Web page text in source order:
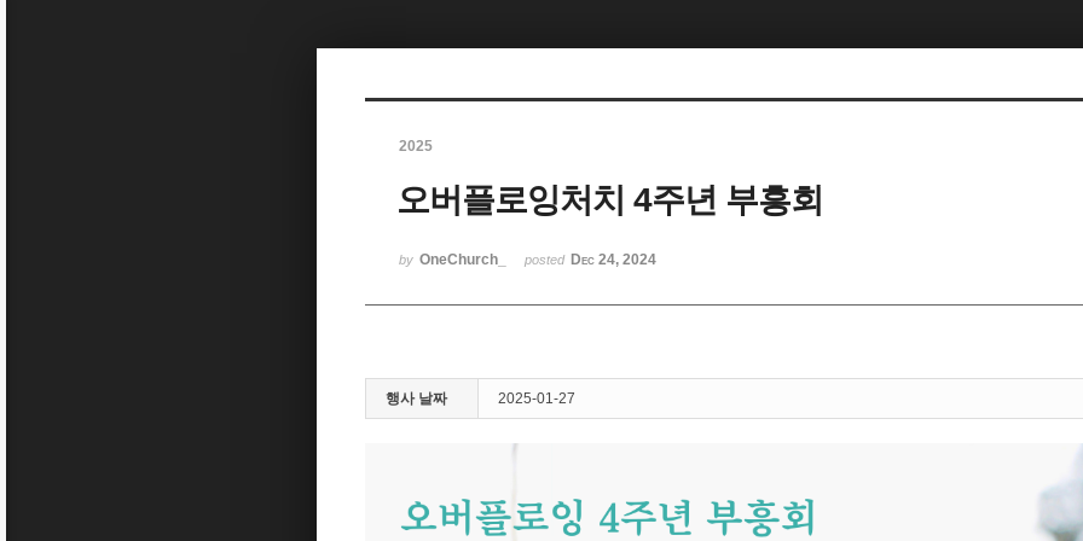
2025
오버플로잉처치 4주년 부흥회
by OneChurch_ posted Dec 24, 2024
행사 날짜 2025-01-27
Sketchbook5, 스케치북5
Sketchbook5, 스케치북5